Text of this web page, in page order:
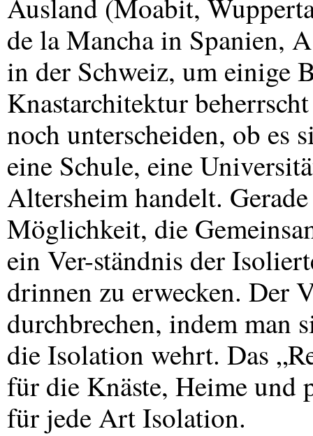
Ausland (Moabit,
de la Mancha in Spanien,
in der Schweiz, um einige
Knastarchitektur
noch unterscheiden, ob es
eine Schule, eine
Altersheim handelt.
Möglichkeit, die
ein Ver-ständnis der
drinnen zu erwecken. Der
durchbrechen, indem man
die Isolation wehrt. Das
für die Knäste, Heime und
für jede Art Isolation.